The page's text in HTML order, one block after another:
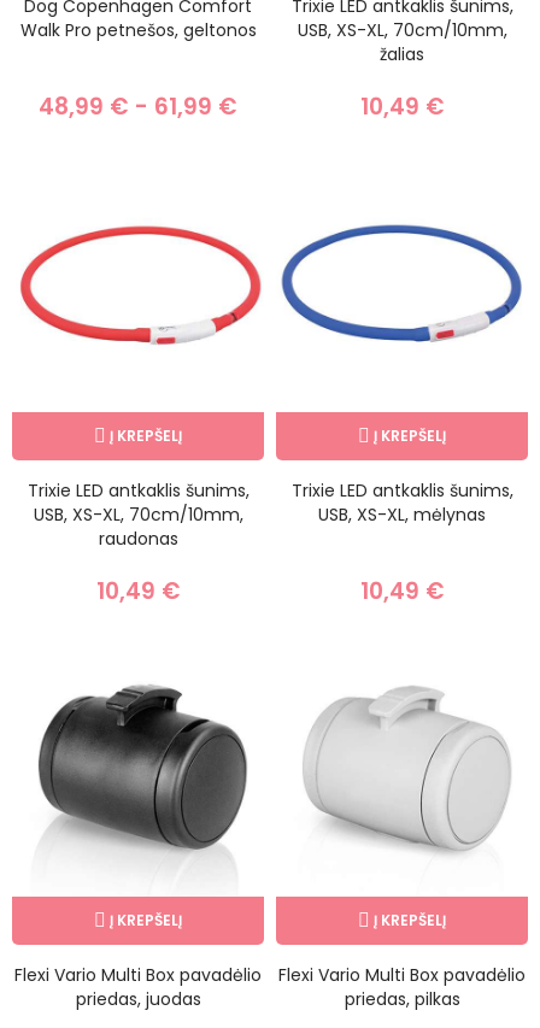
Dog Copenhagen Comfort
Walk Pro petnešos, geltonos
48,99 € - 61,99 €
Trixie LED antkaklis šunims,
USB, XS-XL, 70cm/10mm,
žalias
10,49 €
Į KREPŠELĮ
Trixie LED antkaklis šunims,
USB, XS-XL, 70cm/10mm,
raudonas
10,49 €
Į KREPŠELĮ
Trixie LED antkaklis šunims,
USB, XS-XL, mėlynas
10,49 €
Į KREPŠELĮ
Flexi Vario Multi Box pavadėlio
priedas, juodas
Į KREPŠELĮ
Flexi Vario Multi Box pavadėlio
priedas, pilkas